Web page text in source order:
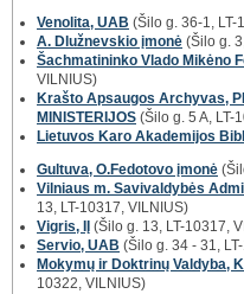
Venolita, UAB (Šilo g. 36-1, LT-
A. Dlužnevskio įmonė (Šilo g.
Šachmatininko Vlado Mikėno
VILNIUS)
Krašto Apsaugos Archyvas,
MINISTERIJOS (Šilo g. 5 A, LT-
Lietuvos Karo Akademijos
Gultuva, O.Fedotovo įmonė
Vilniaus m. Savivaldybės
13, LT-10317, VILNIUS)
Vigris, IĮ
(Šilo g. 13, LT-10317,
Servio, UAB (Šilo g. 34 - 31,
Mokymų ir Doktrinų Valdyba,
10322, VILNIUS)